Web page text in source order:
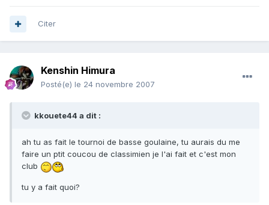
Citer
Kenshin Himura
Posté(e) le 24 novembre 2007
kkouete44 a dit :
ah tu as fait le tournoi de basse goulaine, tu aurais du me
faire un ptit coucou de classimien je l'ai fait et c'est mon
club
tu y a fait quoi?